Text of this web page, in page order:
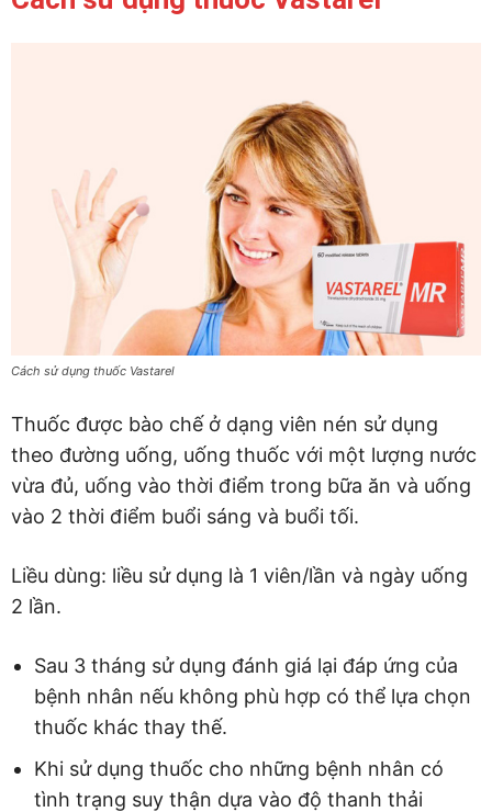
Cách sử dụng thuốc Vastarel
Thuốc được bào chế ở dạng viên nén sử dụng
theo đường uống, uống thuốc với một lượng nước
vừa đủ, uống vào thời điểm trong bữa ăn và uống
vào 2 thời điểm buổi sáng và buổi tối.
Liều dùng: liều sử dụng là 1 viên/lần và ngày uống
2 lần.
Sau 3 tháng sử dụng đánh giá lại đáp ứng của
bệnh nhân nếu không phù hợp có thể lựa chọn
thuốc khác thay thế.
Khi sử dụng thuốc cho những bệnh nhân có
tình trạng suy thận dựa vào độ thanh thải